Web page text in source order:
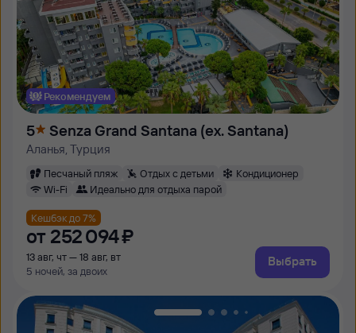
Рекомендуем
5 Senza Grand Santana (ex. Santana)
Аланья, Турция
Песчаный пляж Отдых с детьми
Кондиционер
Wi-Fi
Идеально для отдыха парой
Кешбэк до 7%
от 252 ⁠094 ⁠₽
13 авг, чт — 18 авг, вт
5 ночей, за двоих
Выбрать